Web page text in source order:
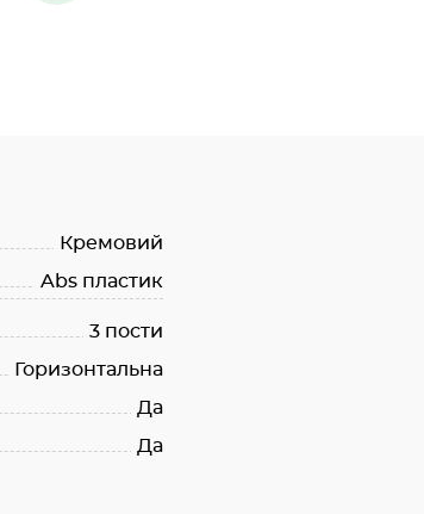
Кремовий
Abs пластик
3 пости
Горизонтальна
Да
Да